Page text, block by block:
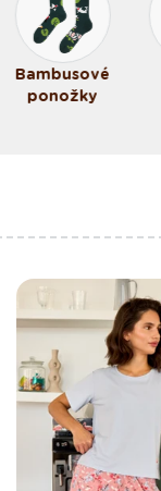
Bambusové
ponožky